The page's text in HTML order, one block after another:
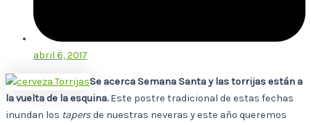
abril 6, 2017
Se acerca Semana Santa y las torrijas están a
la vuelta de la esquina.Este postre tradicional de estas fechas
inundan los tapersde nuestras neveras y este año queremos